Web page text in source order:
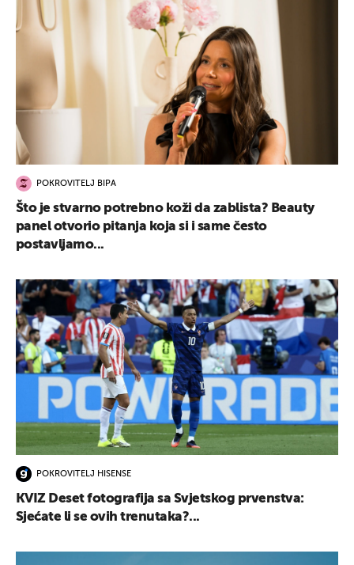
POKROVITELJ BIPA
Što je stvarno potrebno koži da zablista? Beauty
panel otvorio pitanja koja si i same često
postavljamo...
POKROVITELJ HISENSE
KVIZ Deset fotografija sa Svjetskog prvenstva:
Sjećate li se ovih trenutaka?...